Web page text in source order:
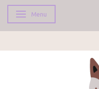
Toggle navigation
Menu